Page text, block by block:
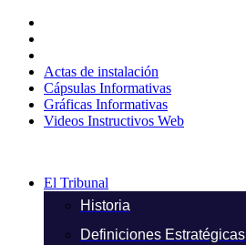
contenido
Actas de instalación
Cápsulas Informativas
Gráficas Informativas
Videos Instructivos Web
El Tribunal
Historia
Definiciones Estratégicas